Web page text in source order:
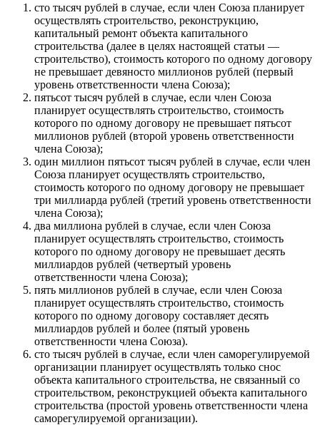
сто тысяч рублей в случае, если член Союза планирует
осуществлять строительство, реконструкцию,
капитальный ремонт объекта капитального
строительства (далее в целях настоящей статьи —
строительство), стоимость которого по одному договору
не превышает девяносто миллионов рублей (первый
уровень ответственности члена Союза);
пятьсот тысяч рублей в случае, если член Союза
планирует осуществлять строительство, стоимость
которого по одному договору не превышает пятьсот
миллионов рублей (второй уровень ответственности
члена Союза);
один миллион пятьсот тысяч рублей в случае, если член
Союза планирует осуществлять строительство,
стоимость которого по одному договору не превышает
три миллиарда рублей (третий уровень ответственности
члена Союза);
два миллиона рублей в случае, если член Союза
планирует осуществлять строительство, стоимость
которого по одному договору не превышает десять
миллиардов рублей (четвертый уровень
ответственности члена Союза);
пять миллионов рублей в случае, если член Союза
планирует осуществлять строительство, стоимость
которого по одному договору составляет десять
миллиардов рублей и более (пятый уровень
ответственности члена Союза).
сто тысяч рублей в случае, если член саморегулируемой
организации планирует осуществлять только снос
объекта капитального строительства, не связанный со
строительством, реконструкцией объекта капитального
строительства (простой уровень ответственности члена
саморегулируемой организации).